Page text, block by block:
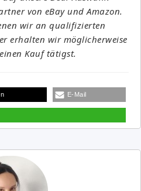
von eBay und Amazon.
wir an qualifizierten
erhalten wir möglicherweise
Kauf tätigst.
E-Mail